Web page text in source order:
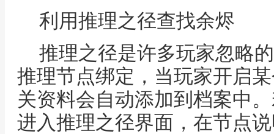
利用推理之径查找余烬
推理之径是许多玩家忽略
推理节点绑定，当玩家开启
关资料会自动添加到档案中
进入推理之径界面，在节点